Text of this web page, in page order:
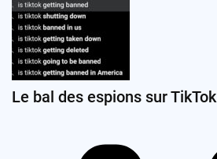
Le bal des espions sur TikTok